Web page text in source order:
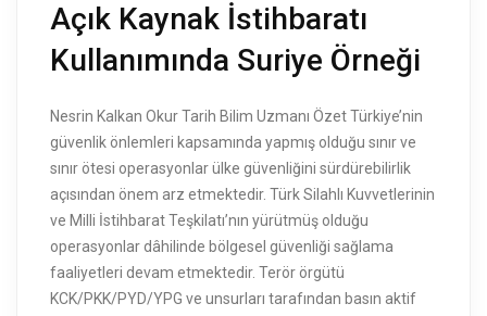
Açık Kaynak İstihbaratı
Kullanımında Suriye Örneği
Nesrin Kalkan Okur Tarih Bilim Uzmanı Özet Türkiye’nin
güvenlik önlemleri kapsamında yapmış olduğu sınır ve
sınır ötesi operasyonlar ülke güvenliğini sürdürebilirlik
açısından önem arz etmektedir. Türk Silahlı Kuvvetlerinin
ve Milli İstihbarat Teşkilatı’nın yürütmüş olduğu
operasyonlar dâhilinde bölgesel güvenliği sağlama
faaliyetleri devam etmektedir. Terör örgütü
KCK/PKK/PYD/YPG ve unsurları tarafından basın aktif